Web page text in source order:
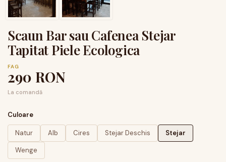
Scaun Bar sau Cafenea Stejar
Tapitat Piele Ecologica
FAG
290 RON
La comandă
Culoare
Natur Alb Cires Stejar Deschis
Stejar
Wenge